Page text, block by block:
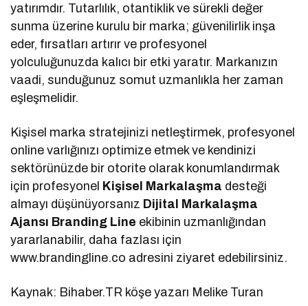
yatırımdır. Tutarlılık, otantiklik ve sürekli değer
sunma üzerine kurulu bir marka; güvenilirlik inşa
eder, fırsatları artırır ve profesyonel
yolculuğunuzda kalıcı bir etki yaratır. Markanızın
vaadi, sunduğunuz somut uzmanlıkla her zaman
eşleşmelidir.
Kişisel marka stratejinizi netleştirmek, profesyonel
online varlığınızı optimize etmek ve kendinizi
sektörünüzde bir otorite olarak konumlandırmak
için profesyonel Kişisel Markalaşma desteği
almayı düşünüyorsanız Dijital Markalaşma
Ajansı Branding Line ekibinin uzmanlığından
yararlanabilir, daha fazlası için
www.brandingline.co adresini ziyaret edebilirsiniz.
Kaynak: Bihaber.TR köşe yazarı Melike Turan